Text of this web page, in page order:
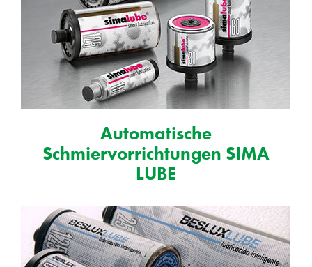
Automatische
Schmiervorrichtungen SIMA
LUBE